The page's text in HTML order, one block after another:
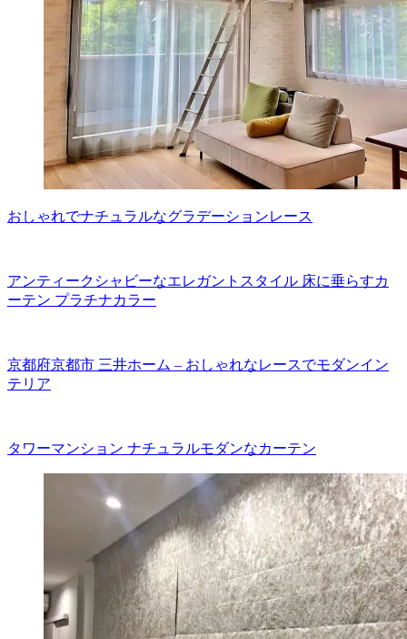
おしゃれでナチュラルなグラデーションレース
アンティークシャビーなエレガントスタイル 床に垂らすカ
ーテン プラチナカラー
京都府京都市 三井ホーム – おしゃれなレースでモダンイン
テリア
タワーマンション ナチュラルモダンなカーテン